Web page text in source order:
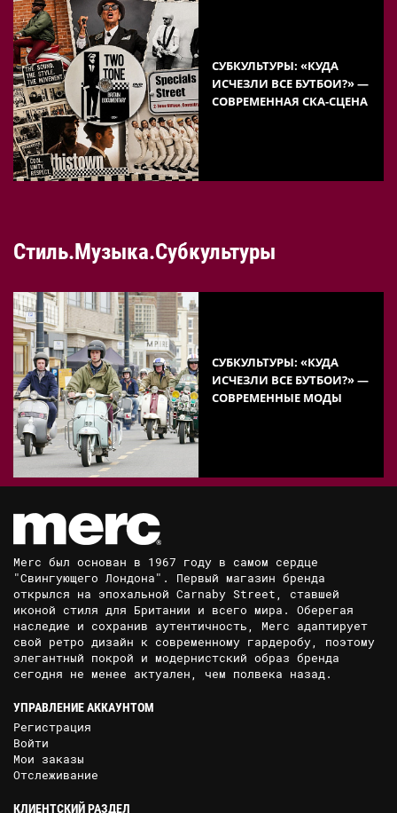
СУБКУЛЬТУРЫ: «КУДА
ИСЧЕЗЛИ ВСЕ БУТБОИ?» —
СОВРЕМЕННАЯ СКА-СЦЕНА
Стиль.Музыка.Субкультуры
СУБКУЛЬТУРЫ: «КУДА
ИСЧЕЗЛИ ВСЕ БУТБОИ?» —
СОВРЕМЕННЫЕ МОДЫ
Merc был основан в 1967 году в самом сердце
"Свингующего Лондона". Первый магазин бренда
открылся на эпохальной Carnaby Street, ставшей
иконой стиля для Британии и всего мира. Оберегая
наследие и сохранив аутентичность, Merc адаптирует
свой ретро дизайн к современному гардеробу, поэтому
элегантный покрой и модернистский образ бренда
сегодня не менее актуален, чем полвека назад.
УПРАВЛЕНИЕ АККАУНТОМ
Регистрация
Войти
Мои заказы
Отслеживание
КЛИЕНТСКИЙ РАЗДЕЛ